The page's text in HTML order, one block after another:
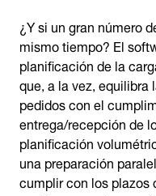
¿Y si un gran número
mismo tiempo? El
planificación de la
que, a la vez,
pedidos con el
entrega/recepción de
planificación
una preparación
cumplir con los plazos